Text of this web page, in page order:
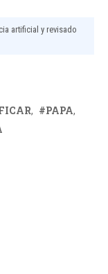
artificial y revisado
PAPA